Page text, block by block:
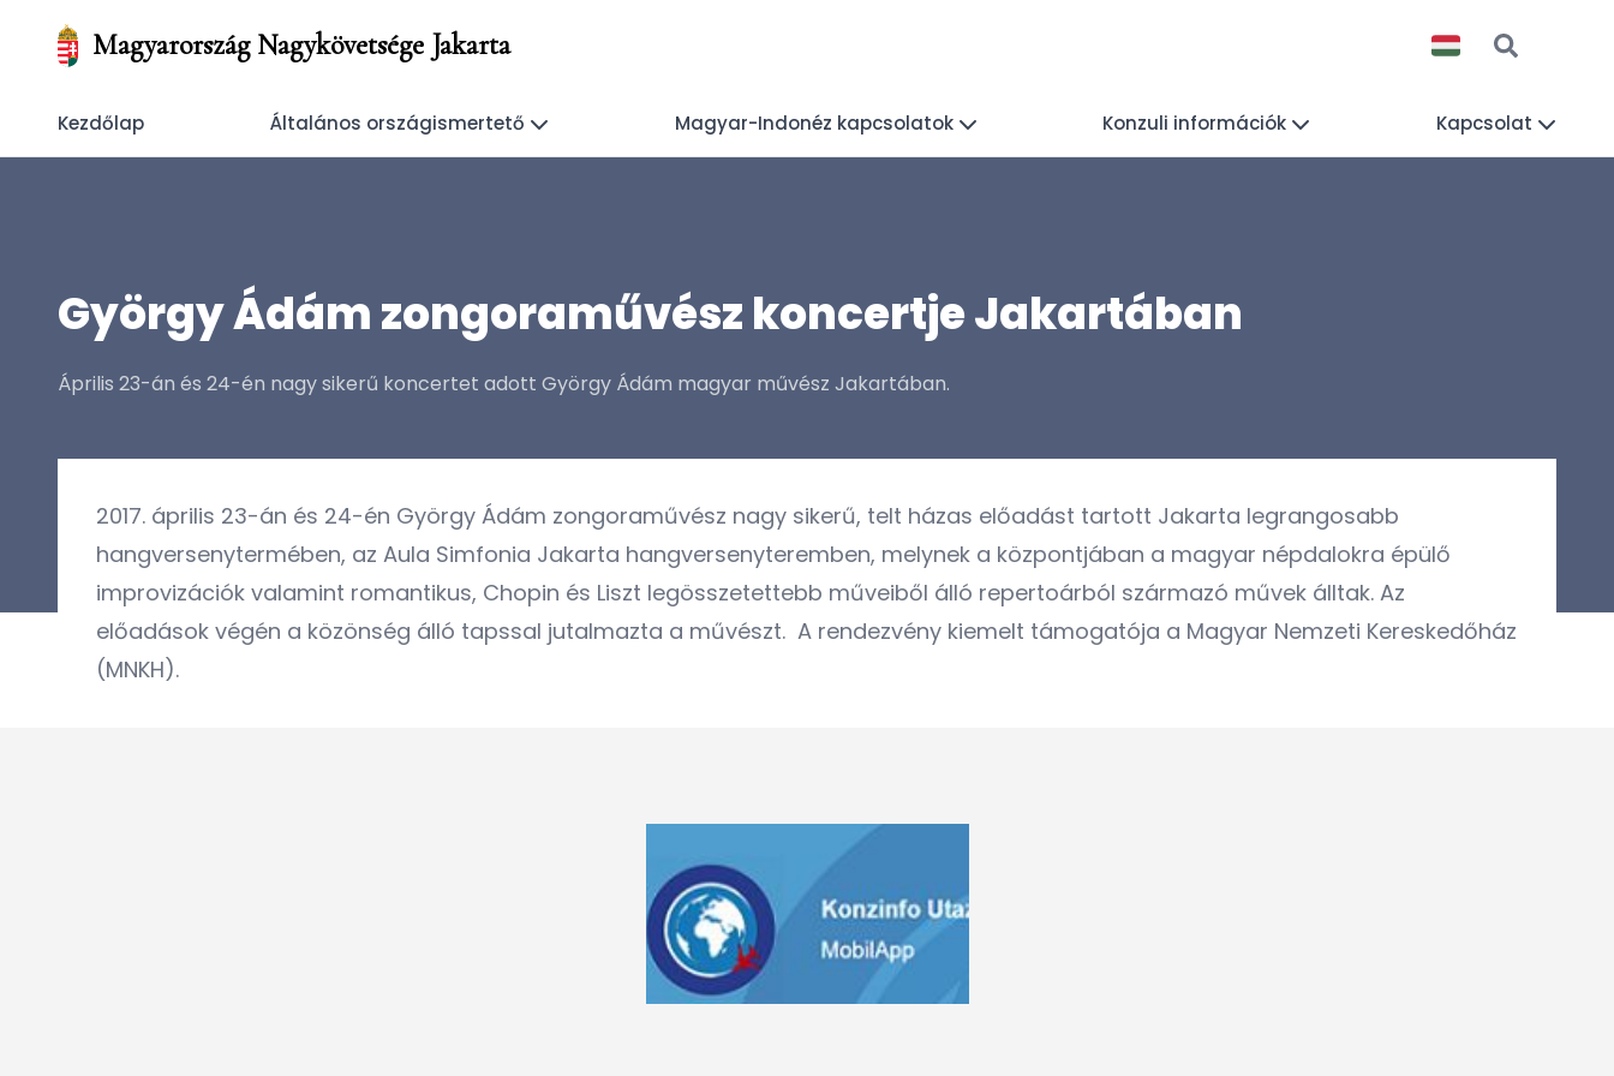
Magyarország Nagykövetsége Jakarta
Kezdőlap Általános országismertető Magyar-Indonéz kapcsolatok Konzuli információk Kapcsolat
György Ádám zongoraművész koncertje Jakartában
Április 23-án és 24-én nagy sikerű koncertet adott György Ádám magyar művész Jakartában.
2017. április 23-án és 24-én György Ádám zongoraművész nagy sikerű, telt házas előadást tartott Jakarta legrangosabb
hangversenytermében, az Aula Simfonia Jakarta hangversenyteremben, melynek a központjában a magyar népdalokra épülő
improvizációk valamint romantikus, Chopin és Liszt legösszetettebb műveiből álló repertoárból származó művek álltak. Az
előadások végén a közönség álló tapssal jutalmazta a művészt. A rendezvény kiemelt támogatója a Magyar Nemzeti Kereskedőház
(MNKH).